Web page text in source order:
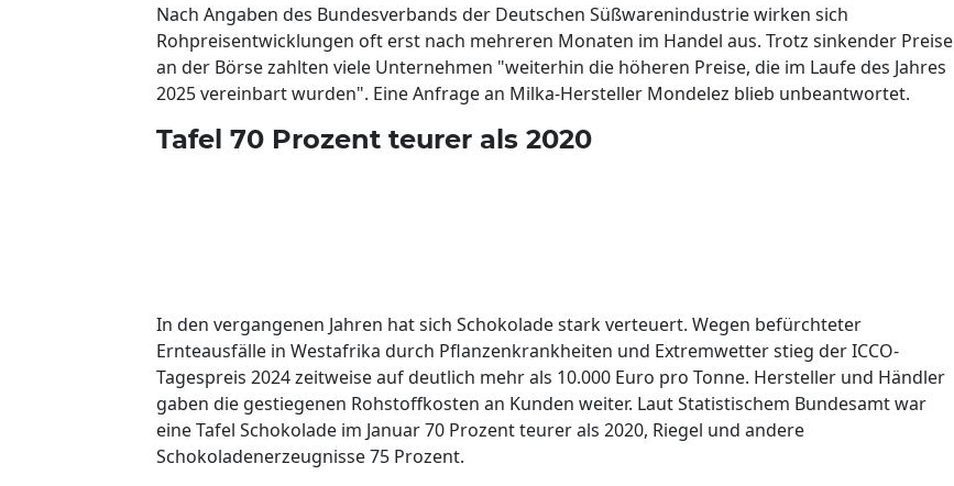
Nach Angaben des Bundesverbands der Deutschen Süßwarenindustrie wirken sich
Rohpreisentwicklungen oft erst nach mehreren Monaten im Handel aus. Trotz sinkender Preise
an der Börse zahlten viele Unternehmen "weiterhin die höheren Preise, die im Laufe des Jahres
2025 vereinbart wurden". Eine Anfrage an Milka-Hersteller Mondelez blieb unbeantwortet.
Tafel 70 Prozent teurer als 2020
In den vergangenen Jahren hat sich Schokolade stark verteuert. Wegen befürchteter
Ernteausfälle in Westafrika durch Pflanzenkrankheiten und Extremwetter stieg der ICCO-
Tagespreis 2024 zeitweise auf deutlich mehr als 10.000 Euro pro Tonne. Hersteller und Händler
gaben die gestiegenen Rohstoffkosten an Kunden weiter. Laut Statistischem Bundesamt war
eine Tafel Schokolade im Januar 70 Prozent teurer als 2020, Riegel und andere
Schokoladenerzeugnisse 75 Prozent.